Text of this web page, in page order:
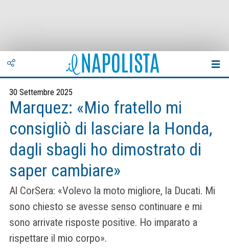
30 Settembre 2025
Marquez: «Mio fratello mi
consigliò di lasciare la Honda,
dagli sbagli ho dimostrato di
saper cambiare»
Al CorSera: «Volevo la moto migliore, la Ducati. Mi
sono chiesto se avesse senso continuare e mi
sono arrivate risposte positive. Ho imparato a
rispettare il mio corpo».